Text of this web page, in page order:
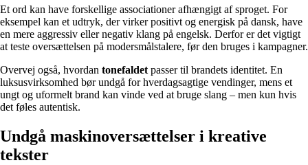
Et ord kan have forskellige associationer afhængigt af sproget. For
eksempel kan et udtryk, der virker positivt og energisk på dansk, have
en mere aggressiv eller negativ klang på engelsk. Derfor er det vigtigt
at teste oversættelsen på modersmålstalere, før den bruges i kampagner.
Overvej også, hvordan tonefaldet passer til brandets identitet. En
luksusvirksomhed bør undgå for hverdagsagtige vendinger, mens et
ungt og uformelt brand kan vinde ved at bruge slang – men kun hvis
det føles autentisk.
Undgå maskinoversættelser i kreative
tekster